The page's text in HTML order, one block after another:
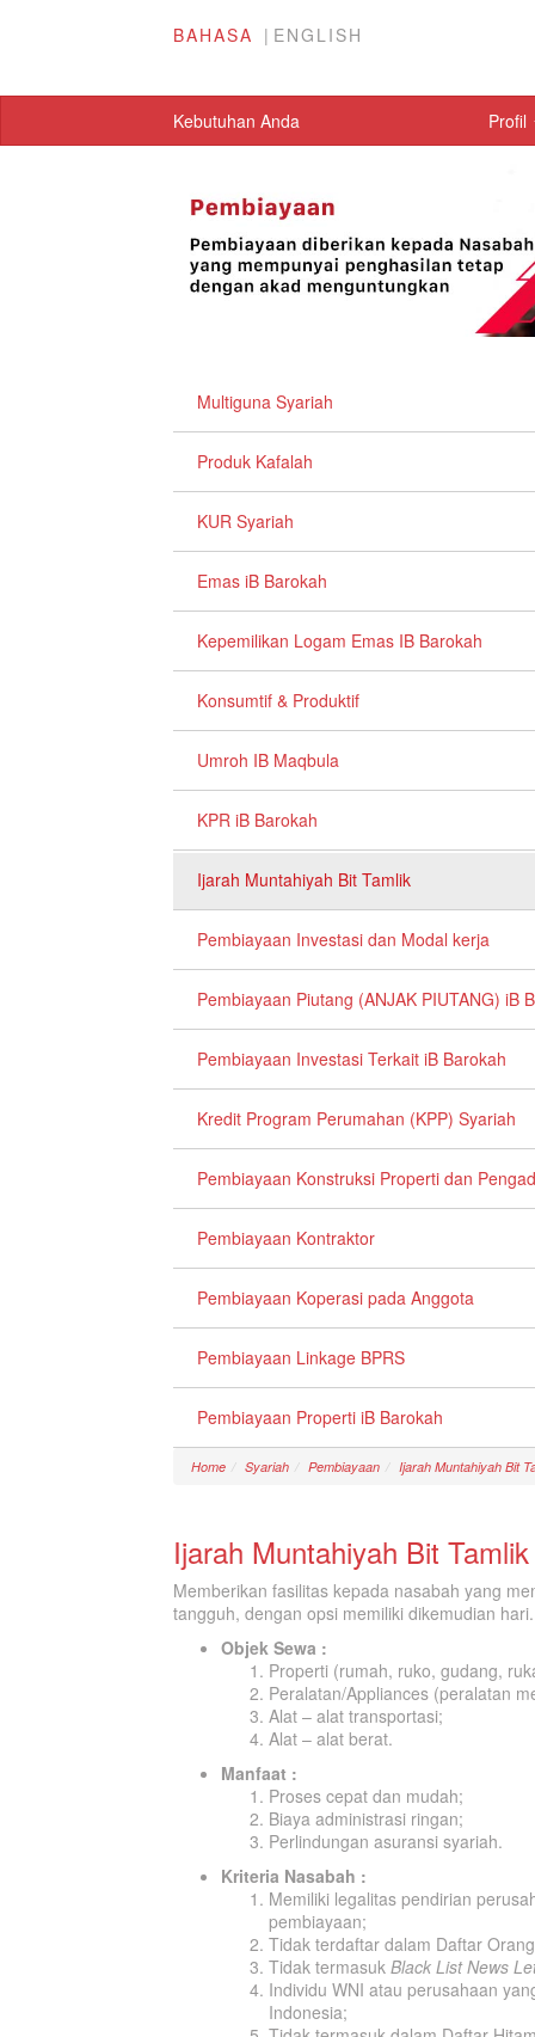
BAHASA ENGLISH
Kebutuhan Anda Profil
Multiguna Syariah
Produk Kafalah
KUR Syariah
Emas iB Barokah
Kepemilikan Logam Emas IB Barokah
Konsumtif & Produktif
Umroh IB Maqbula
KPR iB Barokah
Ijarah Muntahiyah Bit Tamlik
Pembiayaan Investasi dan Modal kerja
Pembiayaan Piutang (ANJAK PIUTANG) iB
Pembiayaan Investasi Terkait iB Barokah
Kredit Program Perumahan (KPP) Syariah
Pembiayaan Konstruksi Properti dan
Pembiayaan Kontraktor
Pembiayaan Koperasi pada Anggota
Pembiayaan Linkage BPRS
Pembiayaan Properti iB Barokah
Home Syariah Pembiayaan Ijarah Muntahiyah Bit
Ijarah Muntahiyah Bit Tamlik
Memberikan fasilitas kepada nasabah yang
tangguh, dengan opsi memiliki dikemudian hari.
Objek Sewa :
Properti (rumah, ruko, gudang,
Peralatan/Appliances (peralatan
Alat – alat transportasi;
Alat – alat berat.
Manfaat :
Proses cepat dan mudah;
Biaya administrasi ringan;
Perlindungan asuransi syariah.
Kriteria Nasabah :
Memiliki legalitas pendirian
pembiayaan;
Tidak terdaftar dalam Daftar
Tidak termasuk Black List News
Individu WNI atau perusahaan
Indonesia;